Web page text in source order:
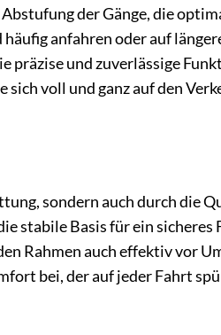
der Gänge, die
anfahren oder auf
präzise und zuverlässige
voll und ganz auf den
sondern auch durch die
stabile Basis für ein sicheres
Rahmen auch effektiv vor
bei, der auf jeder Fahrt